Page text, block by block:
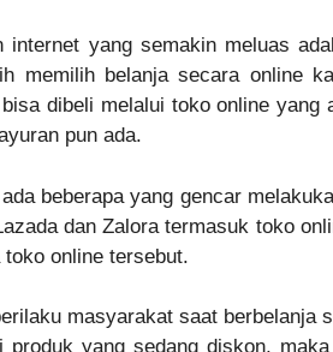
internet yang semakin meluas
memilih belanja secara online
dibeli melalui toko online yang
pun ada.
beberapa yang gencar
dan Zalora termasuk toko
online tersebut.
masyarakat saat berbelanja
yang sedang diskon,